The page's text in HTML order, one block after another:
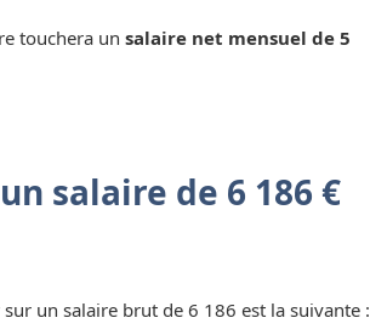
touchera un salaire net mensuel de 5
salaire de 6 186 €
un salaire brut de 6 186 est la suivante :